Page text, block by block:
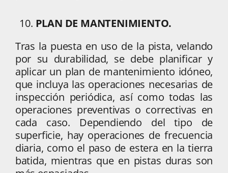
PLAN DE MANTENIMIENTO.
Tras la puesta en uso de la pista, velando
por su durabilidad, se debe planificar y
aplicar un plan de mantenimiento idóneo,
que incluya las operaciones necesarias de
inspección periódica, así como todas las
operaciones preventivas o correctivas en
cada caso. Dependiendo del tipo de
superficie, hay operaciones de frecuencia
diaria, como el paso de estera en la tierra
batida, mientras que en pistas duras son